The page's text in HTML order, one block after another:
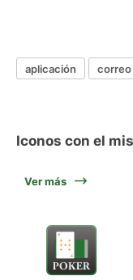
aplicación
Iconos con el
Ver más